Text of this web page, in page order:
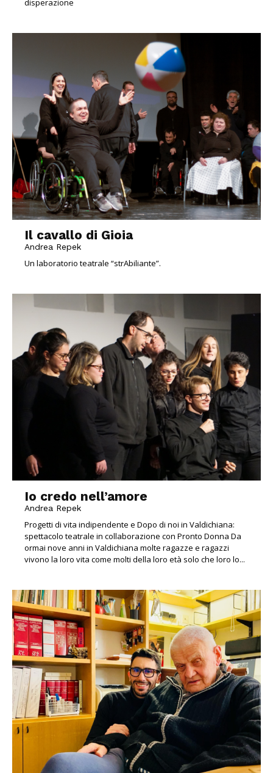
disperazione
Il cavallo di Gioia
Andrea Repek
Un laboratorio teatrale “strAbiliante”.
Io credo nell’amore
Andrea Repek
Progetti di vita indipendente e Dopo di noi in Valdichiana:
spettacolo teatrale in collaborazione con Pronto Donna Da
ormai nove anni in Valdichiana molte ragazze e ragazzi
vivono la loro vita come molti della loro età solo che loro lo...